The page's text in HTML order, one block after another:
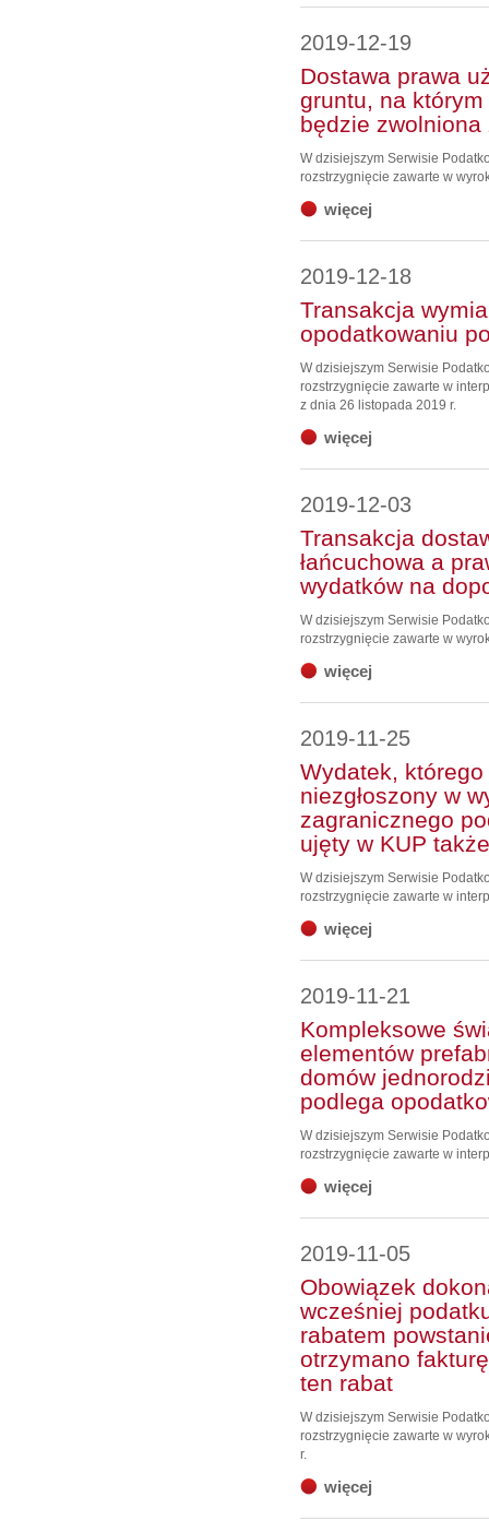
2019-12-19
Dostawa prawa
gruntu, na
będzie zwolniona
W dzisiejszym Serwisie
rozstrzygnięcie zawarte w
więcej
2019-12-18
Transakcja
opodatkowaniu
W dzisiejszym Serwisie
rozstrzygnięcie zawarte w
z dnia 26 listopada 2019 r.
więcej
2019-12-03
Transakcja
łańcuchowa a
wydatków na
W dzisiejszym Serwisie
rozstrzygnięcie zawarte w
więcej
2019-11-25
Wydatek,
niezgłoszony w
zagranicznego
ujęty w KUP
W dzisiejszym Serwisie
rozstrzygnięcie zawarte w
więcej
2019-11-21
Kompleksowe
elementów
domów
podlega
W dzisiejszym Serwisie
rozstrzygnięcie zawarte w
więcej
2019-11-05
Obowiązek
wcześniej
rabatem
otrzymano
ten rabat
W dzisiejszym Serwisie
rozstrzygnięcie zawarte w
r.
więcej